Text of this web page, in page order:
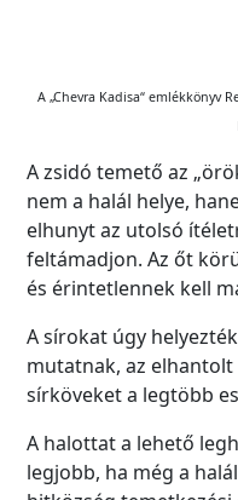
A „Chevra Kadisa“ emlékkönyv
A zsidó temető az
nem a halál helye,
elhunyt az utolsó
feltámadjon. Az őt
és érintetlennek kell
A sírokat úgy
mutatnak, az elhantolt
sírköveket a legtöbb
A halottat a lehető
legjobb, ha még a